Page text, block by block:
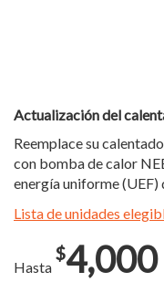
Actualización del
Reemplace su
con bomba de calor
energía uniforme (UEF)
Lista de unidades
Hasta
$4,000